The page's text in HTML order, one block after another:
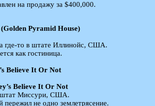
на продажу за $400,000.
Pyramid House)
где-то в штате Иллинойс, США.
как гостиница.
Believe It Or Not
Believe It Or Not
штат Миссури, США.
пережил не одно землетрясение.